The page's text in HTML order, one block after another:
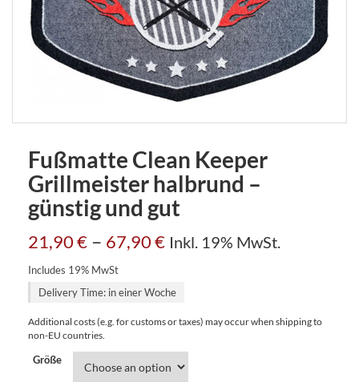
Fußmatte Clean Keeper
Grillmeister halbrund –
günstig und gut
21,90€ – 67,90€ Inkl. 19% MwSt.
Includes 19% MwSt
Delivery Time: in einer Woche
Additional costs (e.g. for customs or taxes) may occur when shipping to
non-EU countries.
Größe